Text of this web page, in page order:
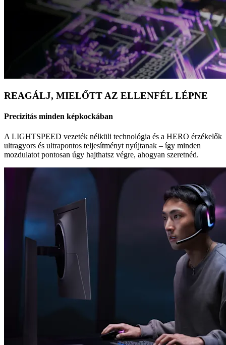
REAGÁLJ, MIELŐTT AZ ELLENFÉL LÉPNE
Precizitás minden képkockában
A LIGHTSPEED vezeték nélküli technológia és a HERO érzékelők
ultragyors és ultrapontos teljesítményt nyújtanak – így minden
mozdulatot pontosan úgy hajthatsz végre, ahogyan szeretnéd.